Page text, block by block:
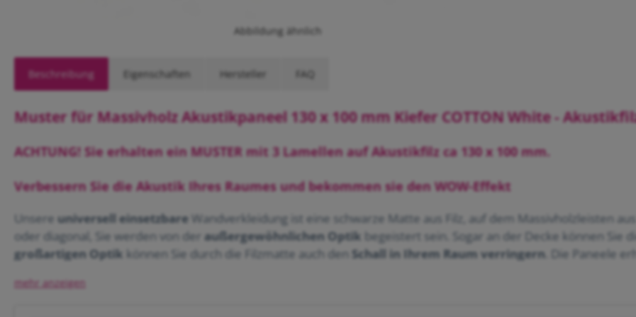
Abbildung ähnlich
Beschreibung Eigenschaften Hersteller FAQ
Muster für Massivholz Akustikpaneel 130 x 100 mm Kiefer COTTON White -
ACHTUNG! Sie erhalten ein MUSTER mit 3 Lamellen auf Akustikfilz ca 130 x 100 mm.
Verbessern Sie die Akustik Ihres Raumes und bekommen sie den WOW-Effekt
Unsere universell einsetzbare Wandverkleidung ist eine schwarze Matte aus Filz, auf dem Massivholzleisten
oder diagonal, Sie werden von der außergewöhnlichen Optik begeistert sein. Sogar an der Decke können Sie
großartigen Optik können Sie durch die Filzmatte auch den Schall in Ihrem Raum verringern . Die Paneele